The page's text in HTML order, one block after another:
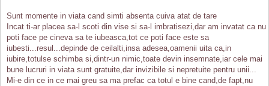
Sunt momente in viata cand simti absenta cuiva atat de tare
Incat ti-ar placea sa-l scoti din vise si sa-l imbratisezi,dar am invatat ca nu
poti face pe cineva sa te iubeasca,tot ce poti face este sa
iubesti...resul...depinde de ceilalti,insa adesea,oamenii uita ca,in
iubire,totulse schimba si,dintr-un nimic,toate devin insemnate,iar cele mai
bune lucruri in viata sunt gratuite,dar invizibile si nepretuite pentru unii...
Mi-e din ce in ce mai greu sa ma prefac ca totul e bine cand,de fapt,nu